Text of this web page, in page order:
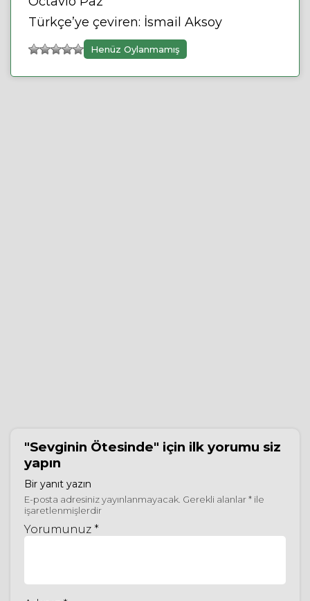
Türkçe’ye çeviren: İsmail Aksoy
Henüz Oylanmamış
"Sevginin Ötesinde" için ilk yorumu siz
yapın
Bir yanıt yazın
E-posta adresiniz yayınlanmayacak. Gerekli alanlar* ile
işaretlenmişlerdir
Yorumunuz *